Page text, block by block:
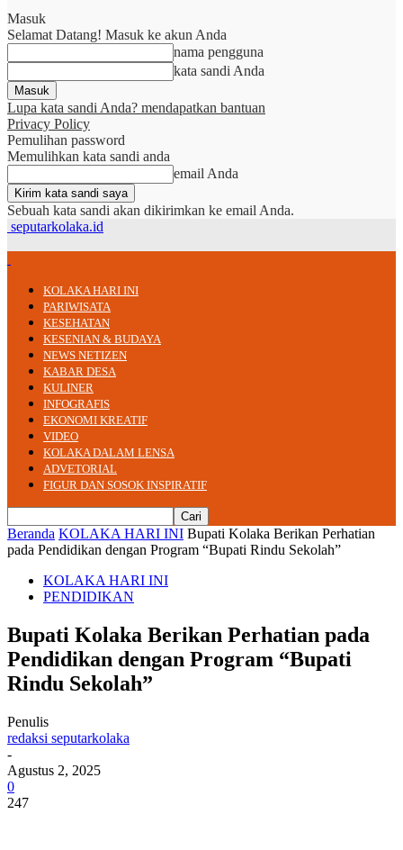
Masuk
Selamat Datang! Masuk ke akun Anda
nama pengguna
kata sandi Anda
Lupa kata sandi Anda? mendapatkan bantuan
Privacy Policy
Pemulihan password
Memulihkan kata sandi anda
email Anda
Sebuah kata sandi akan dikirimkan ke email Anda.
seputarkolaka.id
KOLAKA HARI INI
PARIWISATA
KESEHATAN
KESENIAN & BUDAYA
NEWS NETIZEN
KABAR DESA
KULINER
INFOGRAFIS
EKONOMI KREATIF
VIDEO
KOLAKA DALAM LENSA
ADVETORIAL
FIGUR DAN SOSOK INSPIRATIF
Beranda KOLAKA HARI INI Bupati Kolaka Berikan Perhatian
pada Pendidikan dengan Program “Bupati Rindu Sekolah”
KOLAKA HARI INI
PENDIDIKAN
Bupati Kolaka Berikan Perhatian pada
Pendidikan dengan Program “Bupati
Rindu Sekolah”
Penulis
redaksi seputarkolaka
-
Agustus 2, 2025
0
247